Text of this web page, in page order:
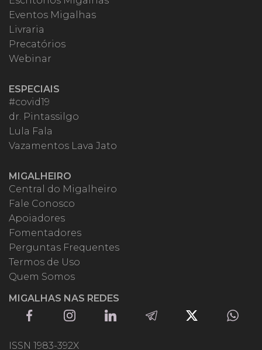
Eventos Migalhas
Livraria
Precatórios
Webinar
ESPECIAIS
#covid19
dr. Pintassilgo
Lula Fala
Vazamentos Lava Jato
MIGALHEIRO
Central do Migalheiro
Fale Conosco
Apoiadores
Fomentadores
Perguntas Frequentes
Termos de Uso
Quem Somos
MIGALHAS NAS REDES
ISSN 1983-392X